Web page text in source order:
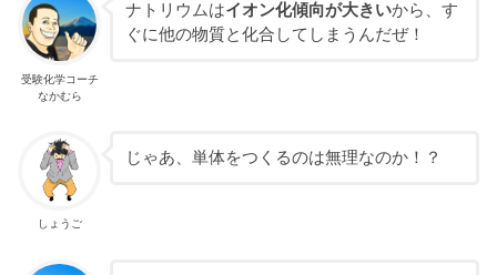
受験化学コーチ
なかむら
ナトリウムはイオン化傾向が大きいから、す
ぐに他の物質と化合してしまうんだぜ！
しょうご
じゃあ、単体をつくるのは無理なのか！？